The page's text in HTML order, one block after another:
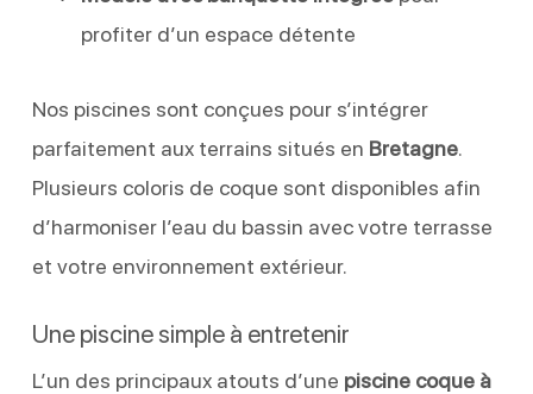
profiter d’un espace détente
Nos piscines sont conçues pour s’intégrer
parfaitement aux terrains situés en Bretagne.
Plusieurs coloris de coque sont disponibles afin
d’harmoniser l’eau du bassin avec votre terrasse
et votre environnement extérieur.
Une piscine simple à entretenir
L’un des principaux atouts d’une piscine coque à